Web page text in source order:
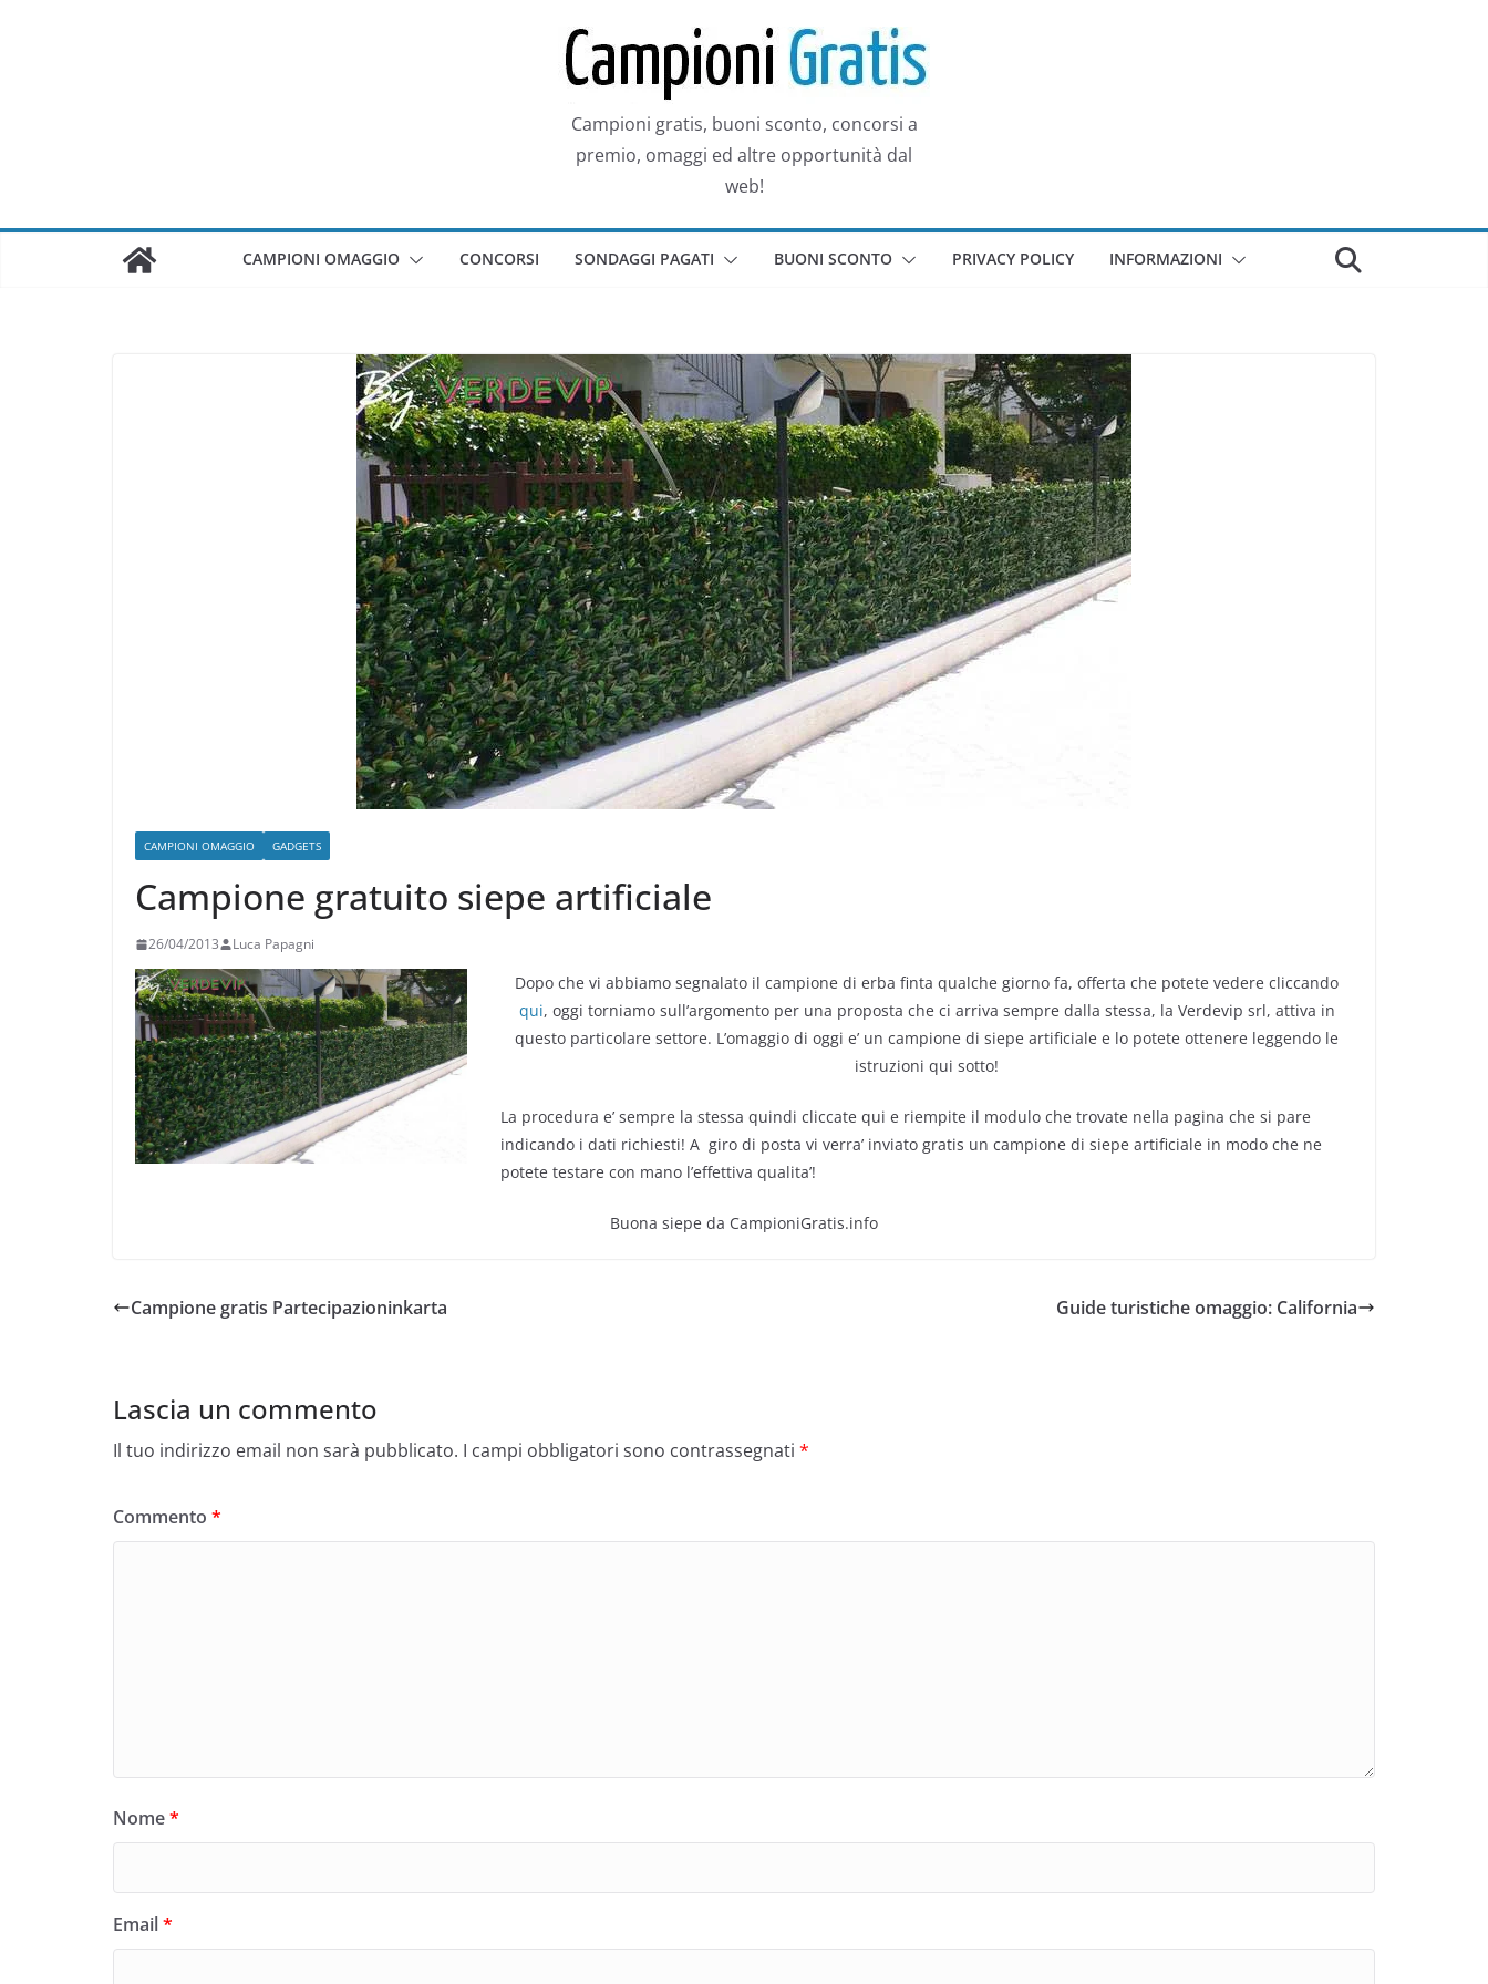
Campioni gratis, buoni sconto, concorsi a
premio, omaggi ed altre opportunità dal
web!
CAMPIONI OMAGGIO CONCORSI SONDAGGI PAGATI BUONI SCONTO PRIVACY POLICY INFORMAZIONI
CAMPIONI OMAGGIO GADGETS
Campione gratuito siepe artificiale
26/04/2013 Luca Papagni
Dopo che vi abbiamo segnalato il campione di erba finta qualche giorno fa, offerta che potete vedere cliccando
qui, oggi torniamo sull’argomento per una proposta che ci arriva sempre dalla stessa, la Verdevip srl, attiva in
questo particolare settore. L’omaggio di oggi e’ un campione di siepe artificiale e lo potete ottenere leggendo le
istruzioni qui sotto!
La procedura e’ sempre la stessa quindi cliccate qui e riempite il modulo che trovate nella pagina che si pare
indicando i dati richiesti! A giro di posta vi verra’ inviato gratis un campione di siepe artificiale in modo che ne
potete testare con mano l’effettiva qualita’!
Buona siepe da CampioniGratis.info
Campione gratis Partecipazioninkarta Guide turistiche omaggio: California
Lascia un commento
Il tuo indirizzo email non sarà pubblicato. I campi obbligatori sono contrassegnati *
Commento *
Nome*
Email*